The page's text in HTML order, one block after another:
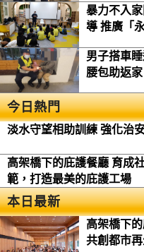
暴力不入
導 推廣「
男子搭車
腰包助返家
今日熱門
淡水守望相助訓練 強化治
高架橋下的庇護餐廳 育成
範，打造最美的庇護工場
本日最新
高架橋下
共創都市